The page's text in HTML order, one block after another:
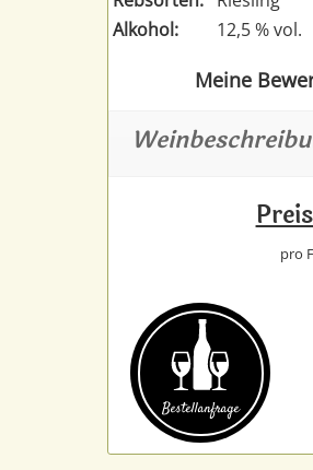
Alkohol:
12,5 % vol.
Meine
pro
Bestell­anfrage